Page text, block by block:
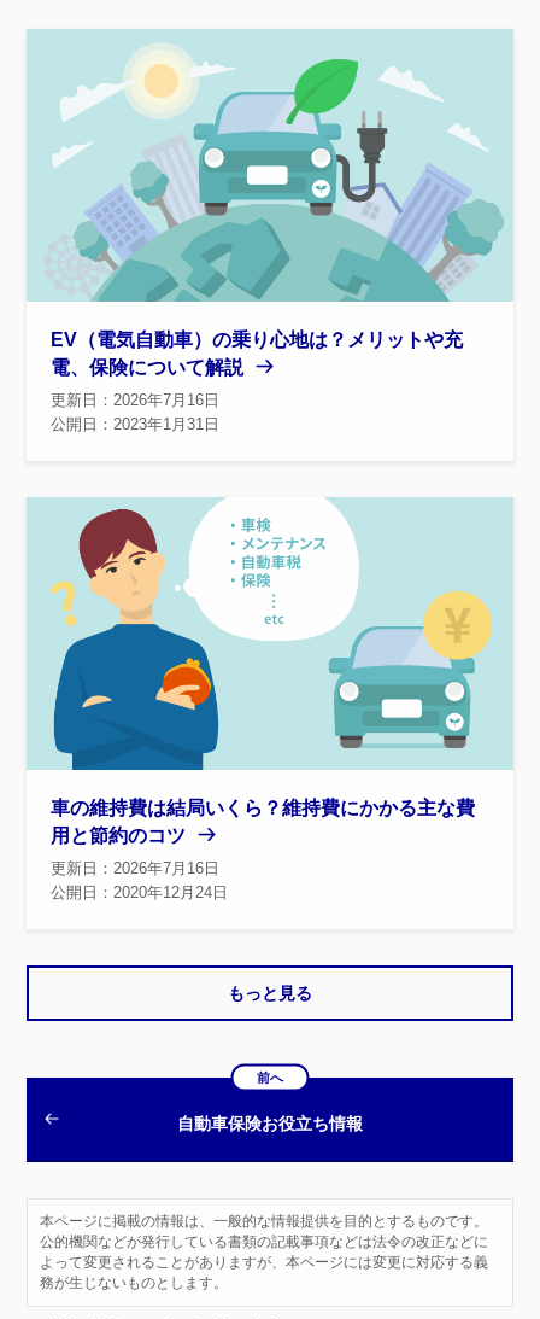
EV（電気自動車）の乗り心地は？メリットや充
電、保険について解説
更新日：2026年7月16日
公開日：2023年1月31日
車の維持費は結局いくら？維持費にかかる主な費
用と節約のコツ
更新日：2026年7月16日
公開日：2020年12月24日
もっと見る
前へ
自動車保険お役立ち情報
本ページに掲載の情報は、一般的な情報提供を目的とするものです。
公的機関などが発行している書類の記載事項などは法令の改正などに
よって変更されることがありますが、本ページには変更に対応する義
務が生じないものとします。